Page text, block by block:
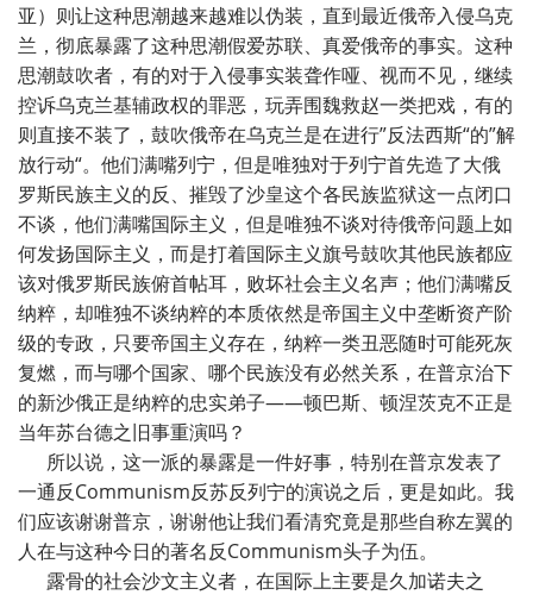
亚）则让这种思潮越来越难以伪装，直到最近俄帝入侵乌克
兰，彻底暴露了这种思潮假爱苏联、真爱俄帝的事实。这种
思潮鼓吹者，有的对于入侵事实装聋作哑、视而不见，继续
控诉乌克兰基辅政权的罪恶，玩弄围魏救赵一类把戏，有的
则直接不装了，鼓吹俄帝在乌克兰是在进行”反法西斯“的”解
放行动“。他们满嘴列宁，但是唯独对于列宁首先造了大俄
罗斯民族主义的反、摧毁了沙皇这个各民族监狱这一点闭口
不谈，他们满嘴国际主义，但是唯独不谈对待俄帝问题上如
何发扬国际主义，而是打着国际主义旗号鼓吹其他民族都应
该对俄罗斯民族俯首帖耳，败坏社会主义名声；他们满嘴反
纳粹，却唯独不谈纳粹的本质依然是帝国主义中垄断资产阶
级的专政，只要帝国主义存在，纳粹一类丑恶随时可能死灰
复燃，而与哪个国家、哪个民族没有必然关系，在普京治下
的新沙俄正是纳粹的忠实弟子——顿巴斯、顿涅茨克不正是
当年苏台德之旧事重演吗？
所以说，这一派的暴露是一件好事，特别在普京发表了
一通反Communism反苏反列宁的演说之后，更是如此。我
们应该谢谢普京，谢谢他让我们看清究竟是那些自称左翼的
人在与这种今日的著名反Communism头子为伍。
露骨的社会沙文主义者，在国际上主要是久加诺夫之